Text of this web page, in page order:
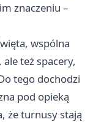
znaczeniu –
wspólna
też spacery,
tego dochodzi
pod opieką
że turnusy stają